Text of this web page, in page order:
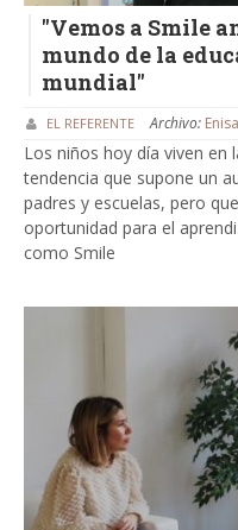
"Vemos a Smile
mundo de la
mundial"
EL REFERENTE Archivo: Enisa
Los niños hoy día viven en
tendencia que supone un
padres y escuelas, pero
oportunidad para el
como Smile